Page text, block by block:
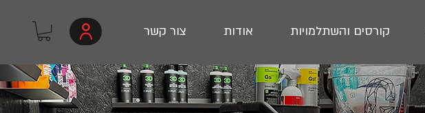
קורסים והשתלמויות אודות צור קשר